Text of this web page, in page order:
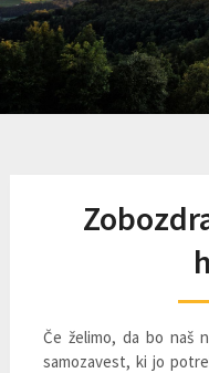
Če želimo, da bo naš
samozavest, ki jo